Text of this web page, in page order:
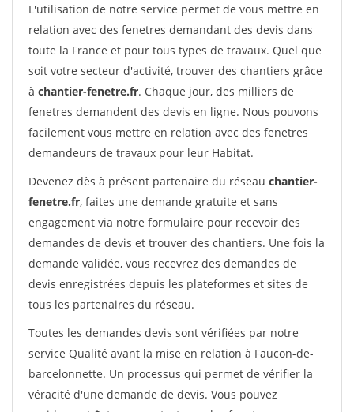
L'utilisation de notre service permet de vous mettre en
relation avec des fenetres demandant des devis dans
toute la France et pour tous types de travaux. Quel que
soit votre secteur d'activité, trouver des chantiers grâce
à chantier-fenetre.fr. Chaque jour, des milliers de
fenetres demandent des devis en ligne. Nous pouvons
facilement vous mettre en relation avec des fenetres
demandeurs de travaux pour leur Habitat.
Devenez dès à présent partenaire du réseau chantier-
fenetre.fr, faites une demande gratuite et sans
engagement via notre formulaire pour recevoir des
demandes de devis et trouver des chantiers. Une fois la
demande validée, vous recevrez des demandes de
devis enregistrées depuis les plateformes et sites de
tous les partenaires du réseau.
Toutes les demandes devis sont vérifiées par notre
service Qualité avant la mise en relation à Faucon-de-
barcelonnette. Un processus qui permet de vérifier la
véracité d'une demande de devis. Vous pouvez